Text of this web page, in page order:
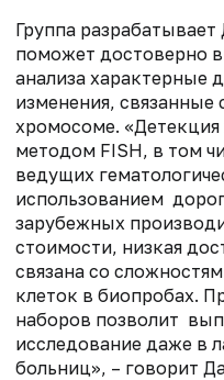
Группа
поможет достоверно
анализа характерные
изменения,
хромосоме.
методом FISH, в том
ведущих
использованием
зарубежных
стоимости, низкая
связана со
клеток в биопробах.
наборов позволит
исследование даже в
больниц», – говорит